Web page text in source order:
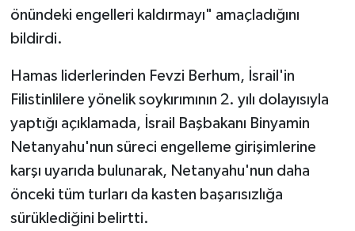
önündeki engelleri kaldırmayı" amaçladığını
bildirdi.
Hamas liderlerinden Fevzi Berhum, İsrail'in
Filistinlilere yönelik soykırımının 2. yılı dolayısıyla
yaptığı açıklamada, İsrail Başbakanı Binyamin
Netanyahu'nun süreci engelleme girişimlerine
karşı uyarıda bulunarak, Netanyahu'nun daha
önceki tüm turları da kasten başarısızlığa
sürüklediğini belirtti.